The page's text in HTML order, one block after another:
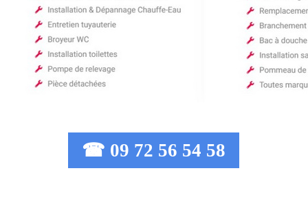
☎ 09 72 56 54 58